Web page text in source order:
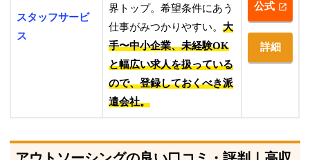
スタッフサービ
ス
界トップ。希望条件にあう
仕事がみつかりやすい。大
手〜中小企業、未経験OK
と幅広い求人を扱っている
ので、登録しておくべき派
遣会社。
公式
詳細